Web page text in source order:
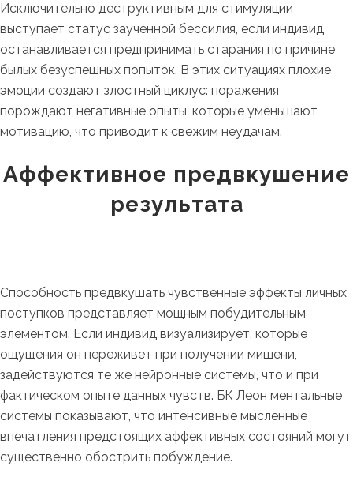
Исключительно деструктивным для стимуляции
выступает статус заученной бессилия, если индивид
останавливается предпринимать старания по причине
былых безуспешных попыток. В этих ситуациях плохие
эмоции создают злостный циклус: поражения
порождают негативные опыты, которые уменьшают
мотивацию, что приводит к свежим неудачам.
Аффективное предвкушение
результата
Способность предвкушать чувственные эффекты личных
поступков представляет мощным побудительным
элементом. Если индивид визуализирует, которые
ощущения он переживет при получении мишени,
задействуются те же нейронные системы, что и при
фактическом опыте данных чувств. БК Леон ментальные
системы показывают, что интенсивные мысленные
впечатления предстоящих аффективных состояний могут
существенно обострить побуждение.